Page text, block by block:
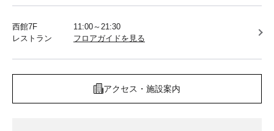
西館7F
レストラン
11:00～21:30
フロアガイドを見る
アクセス・施設案内